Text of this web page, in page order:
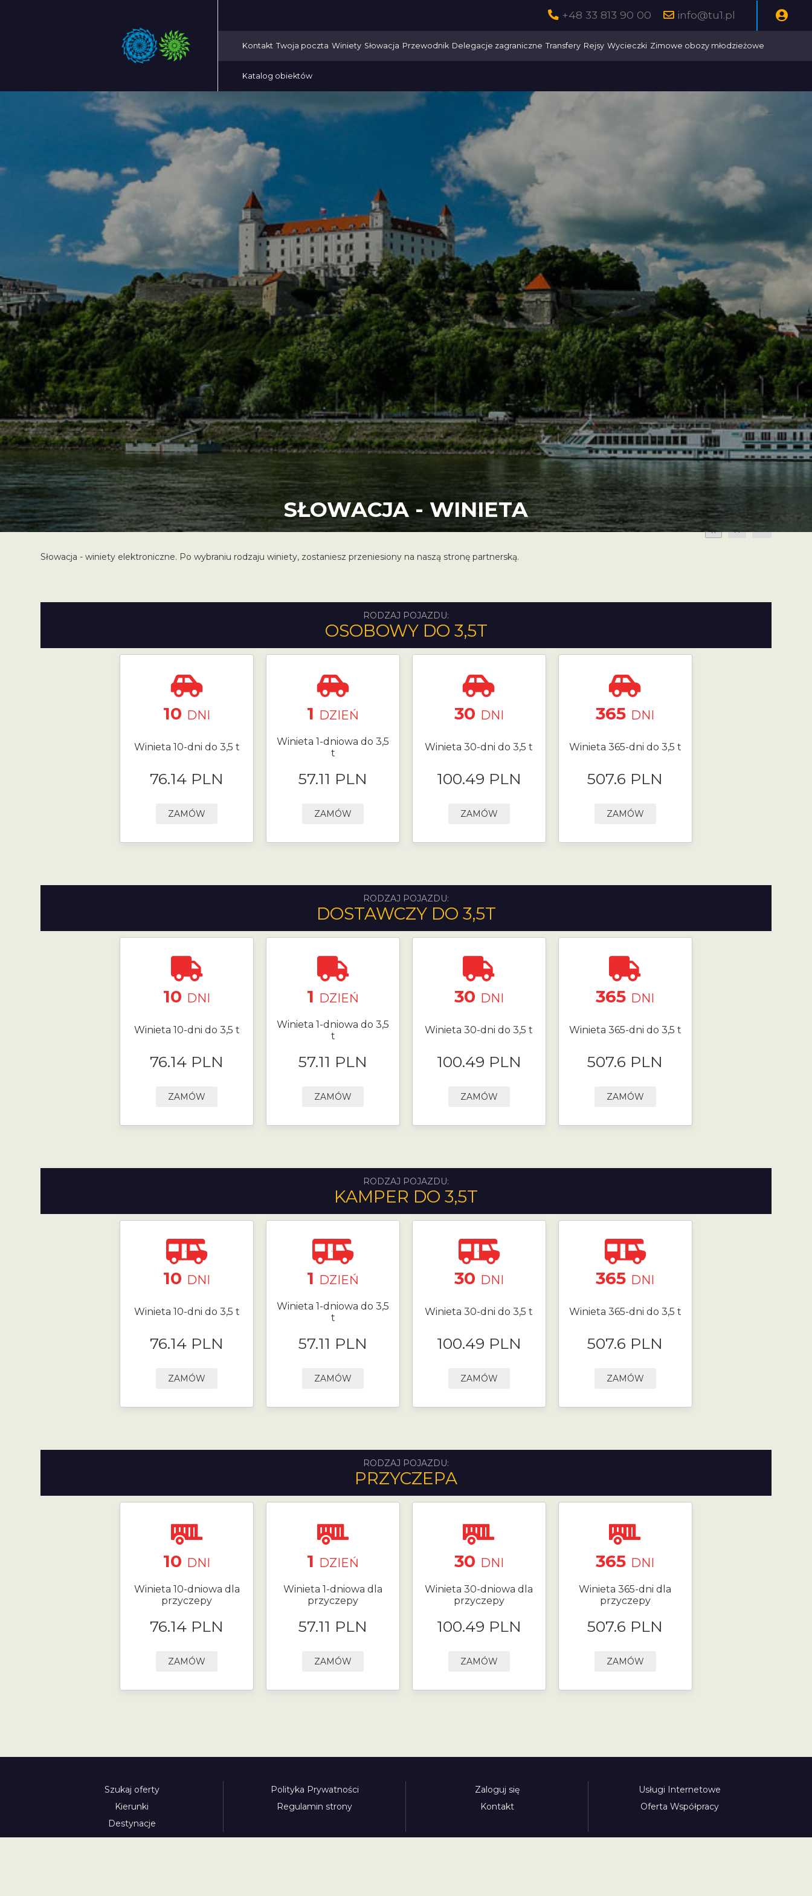
+48 33 813 90 00 info@tu1.pl
Kontakt Twoja poczta Winiety Słowacja Przewodnik Delegacje zagraniczne Transfery Rejsy Wycieczki Zimowe obozy młodzieżowe
Katalog obiektów
SŁOWACJA - WINIETA
A A
Słowacja - winiety elektroniczne. Po wybraniu rodzaju winiety, zostaniesz przeniesiony na naszą stronę partnerską.
RODZAJ POJAZDU:
OSOBOWY DO 3,5T
10 DNI
Winieta 10-dni do 3,5 t
76.14 PLN
ZAMÓW
1 DZIEŃ
Winieta 1-dniowa do 3,5
t
57.11 PLN
ZAMÓW
30 DNI
Winieta 30-dni do 3,5 t
100.49 PLN
ZAMÓW
365 DNI
Winieta 365-dni do 3,5 t
507.6 PLN
ZAMÓW
RODZAJ POJAZDU:
DOSTAWCZY DO 3,5T
10 DNI
Winieta 10-dni do 3,5 t
76.14 PLN
ZAMÓW
1 DZIEŃ
Winieta 1-dniowa do 3,5
t
57.11 PLN
ZAMÓW
30 DNI
Winieta 30-dni do 3,5 t
100.49 PLN
ZAMÓW
365 DNI
Winieta 365-dni do 3,5 t
507.6 PLN
ZAMÓW
RODZAJ POJAZDU:
KAMPER DO 3,5T
10 DNI
Winieta 10-dni do 3,5 t
76.14 PLN
ZAMÓW
1 DZIEŃ
Winieta 1-dniowa do 3,5
t
57.11 PLN
ZAMÓW
30 DNI
Winieta 30-dni do 3,5 t
100.49 PLN
ZAMÓW
365 DNI
Winieta 365-dni do 3,5 t
507.6 PLN
ZAMÓW
RODZAJ POJAZDU:
PRZYCZEPA
10 DNI
Winieta 10-dniowa dla
przyczepy
76.14 PLN
ZAMÓW
1 DZIEŃ
Winieta 1-dniowa dla
przyczepy
57.11 PLN
ZAMÓW
30 DNI
Winieta 30-dniowa dla
przyczepy
100.49 PLN
ZAMÓW
365 DNI
Winieta 365-dni dla
przyczepy
507.6 PLN
ZAMÓW
Szukaj oferty
Kierunki
Destynacje
Polityka Prywatności
Regulamin strony
Zaloguj się
Kontakt
Usługi Internetowe
Oferta Współpracy